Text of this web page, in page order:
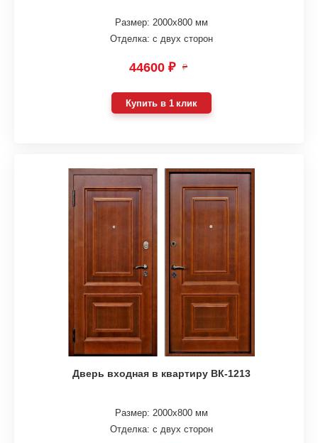
Размер: 2000х800 мм
Отделка: с двух сторон
44600 ₽ ₽
Купить в 1 клик
Дверь входная в квартиру ВК-1213
Размер: 2000х800 мм
Отделка: с двух сторон